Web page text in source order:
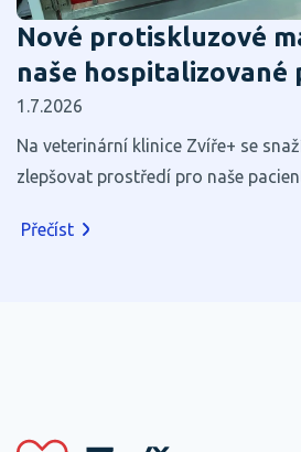
Nové protiskluzové
naše hospitalizované
1.7.2026
Na veterinární klinice Zvíře+ se
zlepšovat prostředí pro naše
maličkosti mohou výrazně přispět
Přečíst